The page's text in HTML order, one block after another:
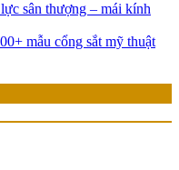
sân thượng – mái kính
mẫu cổng sắt mỹ thuật